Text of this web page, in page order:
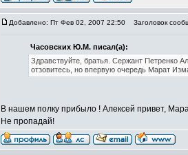
Добавлено: Пт Фев 02, 2007 22:50 Заголовок
Часовских Ю.М. писал(а):
Здравствуйте, братья. Сержант Петренко
отзовитесь, но впервую очередь Марат
В нашем полку прибыло ! Алексей привет,
Не пропадай!